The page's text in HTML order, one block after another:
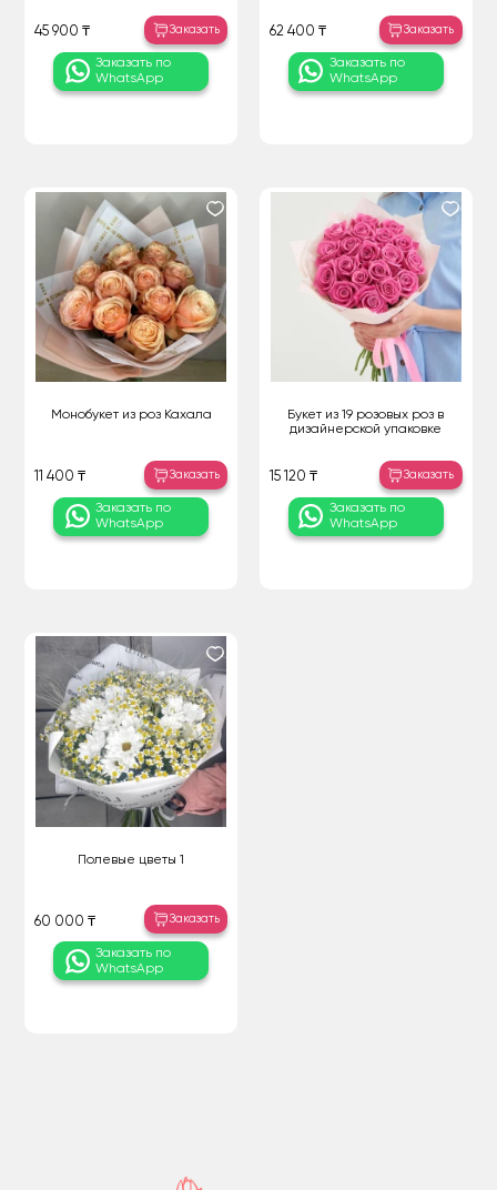
45 900 ₸ Заказать
Заказать по
WhatsApp
62 400 ₸ Заказать
Заказать по
WhatsApp
Монобукет из роз Кахала
11 400 ₸ Заказать
Заказать по
WhatsApp
Букет из 19 розовых роз в
дизайнерской упаковке
15 120 ₸ Заказать
Заказать по
WhatsApp
Полевые цветы 1
60 000 ₸ Заказать
Заказать по
WhatsApp